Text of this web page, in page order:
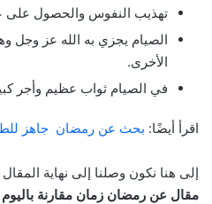
تهذيب النفوس والحصول على
الصيام يجزي به الله عز وجل
الأخرى.
في الصيام ثواب عظيم وأجر
اقرأ أيضًا: بحث عن رمضان جاهز
إلى هنا نكون وصلنا إلى نهاية
مقال عن رمضان زمان مقارنة